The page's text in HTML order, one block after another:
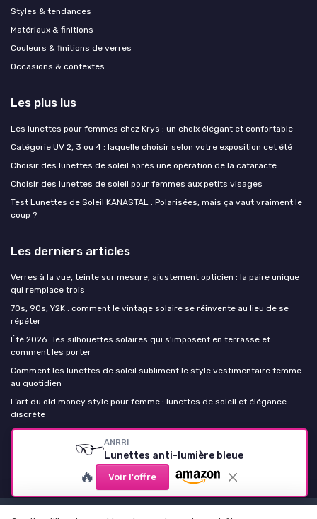
ANRRI
Lunettes anti-lumière bleue
🔥 Voir l'offre
Styles & tendances
Matériaux & finitions
Couleurs & finitions de verres
Occasions & contextes
Les plus lus
Les lunettes pour femmes chez Krys : un choix élégant et confortable
Catégorie UV 2, 3 ou 4 : laquelle choisir selon votre exposition cet été
Choisir des lunettes de soleil après une opération de la cataracte
Choisir des lunettes de soleil pour femmes aux petits visages
Test Lunettes de Soleil KANASTAL : Polarisées, mais ça vaut vraiment le
coup ?
Les derniers articles
Verres à la vue, teinte sur mesure, ajustement opticien : la paire unique
qui remplace trois
70s, 90s, Y2K : comment le vintage solaire se réinvente au lieu de se
répéter
Été 2026 : les silhouettes solaires qui s'imposent en terrasse et
comment les porter
Comment les lunettes de soleil subliment le style vestimentaire femme
au quotidien
L’art du old money style pour femme : lunettes de soleil et élégance
discrète
Lunettes de soleil Femme